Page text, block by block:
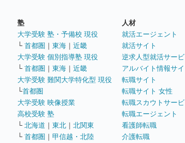
塾
大学受験 塾・予備校 現役
└ 首都圏 ｜ 東海 ｜ 近畿
大学受験 個別指導塾 現役
└ 首都圏 ｜ 東海 ｜ 近畿
大学受験 難関大学特化型 現役
└首都圏
大学受験 映像授業
高校受験 塾
└ 北海道 ｜ 東北 ｜ 北関東
└ 首都圏 ｜ 甲信越・北陸
人材
就活エージェント
就活サイト
逆求人型就活サービ
アルバイト情報サイ
転職サイト
転職サイト 女性
転職スカウトサービ
転職エージェント
看護師転職
介護転職